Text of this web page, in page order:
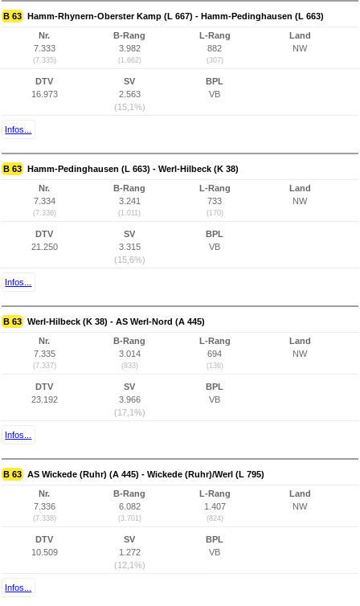
B 63 Hamm-Rhynern-Oberster Kamp (L 667) - Hamm-Pedinghausen (L 663)
Nr.
7.333
(7.335)
B-Rang
3.982
(1.662)
L-Rang
882
(307)
Land
NW
DTV
16.973
SV
2.563
(15,1%)
BPL
VB
Infos...
B 63 Hamm-Pedinghausen (L 663) - Werl-Hilbeck (K 38)
Nr.
7.334
(7.336)
B-Rang
3.241
(1.011)
L-Rang
733
(170)
Land
NW
DTV
21.250
SV
3.315
(15,6%)
BPL
VB
Infos...
B 63 Werl-Hilbeck (K 38) - AS Werl-Nord (A 445)
Nr.
7.335
(7.337)
B-Rang
3.014
(833)
L-Rang
694
(136)
Land
NW
DTV
23.192
SV
3.966
(17,1%)
BPL
VB
Infos...
B 63 AS Wickede (Ruhr) (A 445) - Wickede (Ruhr)/Werl (L 795)
Nr.
7.336
(7.338)
B-Rang
6.082
(3.701)
L-Rang
1.407
(824)
Land
NW
DTV
10.509
SV
1.272
(12,1%)
BPL
VB
Infos...